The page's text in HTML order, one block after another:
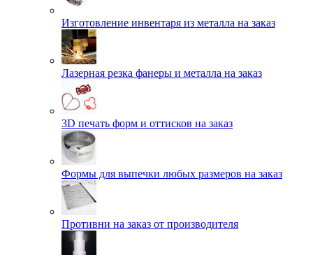
Изготовление инвентаря из металла на заказ
Лазерная резка фанеры и металла на заказ
3D печать форм и оттисков на заказ
Формы для выпечки любых размеров на заказ
Противни на заказ от производителя